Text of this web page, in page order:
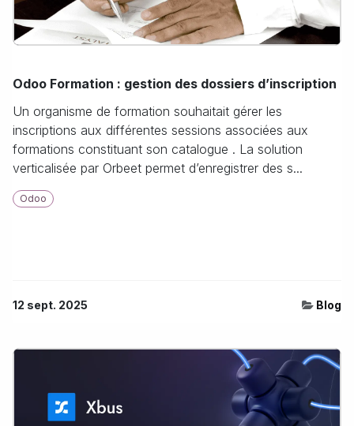
Odoo Formation : gestion des dossiers d’inscription
Un organisme de formation souhaitait gérer les
inscriptions aux différentes sessions associées aux
formations constituant son catalogue . La solution
verticalisée par Orbeet permet d’enregistrer des s...
Odoo
12 sept. 2025 Blog